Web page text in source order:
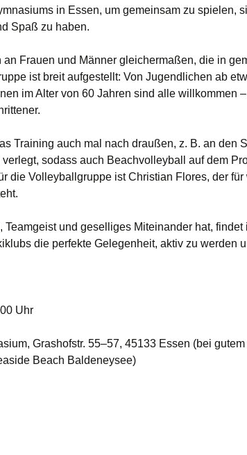
in Essen, um gemeinsam zu spielen,
Spaß zu haben.
an Frauen und Männer gleichermaßen, die in
ist breit aufgestellt: Von Jugendlichen ab
im Alter von 60 Jahren sind alle willkommen
Training auch mal nach draußen, z. B. an den
sodass auch Beachvolleyball auf dem
die Volleyballgruppe ist Christian Flores, der für
Teamgeist und geselliges Miteinander hat, findet
die perfekte Gelegenheit, aktiv zu werden
Uhr
Grashofstr. 55–57, 45133 Essen (bei gutem
Beach Baldeneysee)